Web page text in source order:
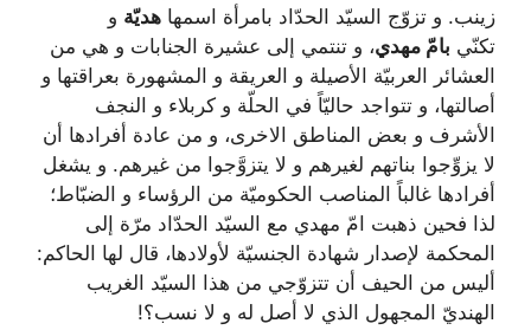
زينب. و تزوّج السيّد الحدّاد بامرأة اسمها هديّة و
تكنّي بامّ مهدي، و تنتمي إلى عشيرة الجنابات و هي من
العشائر العربيّة الأصيلة و العريقة و المشهورة بعراقتها و
أصالتها، و تتواجد حاليّاً في الحلّة و كربلاء و النجف
الأشرف و بعض المناطق الاخرى، و من عادة أفرادها أن
لا يزوِّجوا بناتهم لغيرهم و لا يتزوَّجوا من غيرهم. و يشغل
أفرادها غالباً المناصب الحكوميّة من الرؤساء و الضبّاط؛
لذا فحين ذهبت امّ مهدي مع السيّد الحدّاد مرّة إلى
المحكمة لإصدار شهادة الجنسيّة لأولادها، قال لها الحاكم:
أليس من الحيف أن تتزوّجي من هذا السيّد الغريب
الهنديّ المجهول الذي لا أصل له و لا نسب؟!